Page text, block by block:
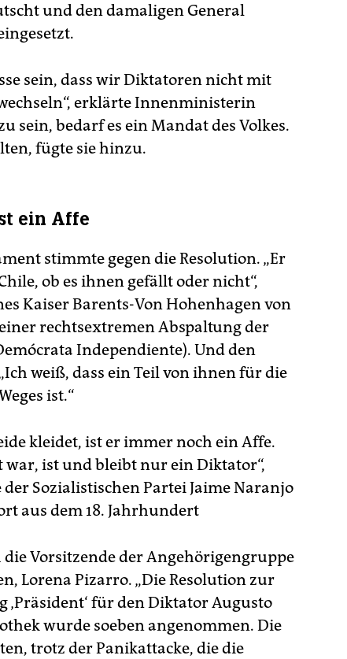
und den damaligen General
sein, dass wir Diktatoren nicht mit
erklärte Innenministerin
sein, bedarf es ein Mandat des Volkes.
fügte sie hinzu.
ein Affe
stimmte gegen die Resolution. „Er
ob es ihnen gefällt oder nicht“,
Kaiser Barents-Von Hohenhagen von
rechtsextremen Abspaltung der
Independiente). Und den
weiß, dass ein Teil von ihnen für die
ist.“
kleidet, ist er immer noch ein Affe.
ist und bleibt nur ein Diktator“,
Sozialistischen Partei Jaime Naranjo
aus dem 18. Jahrhundert
Vorsitzende der Angehörigengruppe
Lorena Pizarro. „Die Resolution zur
für den Diktator Augusto
wurde soeben angenommen. Die
trotz der Panikattacke, die die